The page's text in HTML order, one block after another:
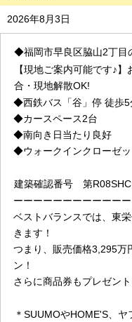
2026年8月3日
◆福岡市早良区脇山2丁目
【現地ご案内可能です♪
合・現地解散OK!
◆西鉄バス「谷」停 徒歩5
◆カースペース2台
◆南向き日当たり良好
◆ウォークインクローゼッ
建築確認番号 第
ーーーーーーーーーーー
ベストバランスでは、東
きます！
つまり、販売価格3,295万
ン！
さらに商品券もプレゼン
＊SUUMOやHOME'S、